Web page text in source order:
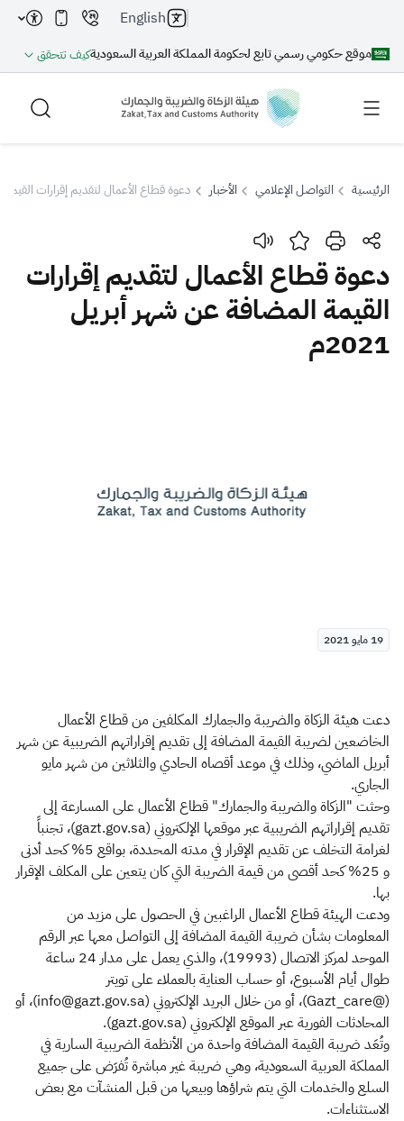
موقع حكومي رسمي تابع لحكومة المملكة العربية السعوديةكيف تتحقق
English
بحث
بحث بحث AI
الرئيسية التواصل الإعلامي الأخبار دعوة قطاع الأعمال لتقديم إقرارات القيمة
دعوة قطاع الأعمال لتقديم إقرارات
القيمة المضافة عن شهر أبريل
2021م
19 مايو 2021
دعت هيئة الزكاة والضريبة والجمارك المكلفين من قطاع الأعمال
الخاضعين لضريبة القيمة المضافة إلى تقديم إقراراتهم الضريبية عن شهر
أبريل الماضي، وذلك في موعد أقصاه الحادي والثلاثين من شهر مايو
الجاري.
وحثت "الزكاة والضريبة والجمارك" قطاع الأعمال على المسارعة إلى
تقديم إقراراتهم الضريبية عبر موقعها الإلكتروني (gazt.gov.sa)، تجنباً
لغرامة التخلف عن تقديم الإقرار في مدته المحددة، بواقع 5% كحد أدنى
و 25% كحد أقصى من قيمة الضريبة التي كان يتعين على المكلف الإقرار
بها.
ودعت الهيئة قطاع الأعمال الراغبين في الحصول على مزيد من
المعلومات بشأن ضريبة القيمة المضافة إلى التواصل معها عبر الرقم
الموحد لمركز الاتصال (19993)، والذي يعمل على مدار 24 ساعة
طوال أيام الأسبوع، أو حساب العناية بالعملاء على تويتر
(@Gazt_care)، أو من خلال البريد الإلكتروني (info@gazt.gov.sa)، أو
المحادثات الفورية عبر الموقع الإلكتروني (gazt.gov.sa).
وتُعَد ضريبة القيمة المضافة واحدة من الأنظمة الضريبية السارية في
المملكة العربية السعودية، وهي ضريبة غير مباشرة تُفرَض على جميع
السلع والخدمات التي يتم شراؤها وبيعها من قبل المنشآت مع بعض
الاستثناءات.